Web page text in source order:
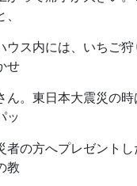
ウス内には、いちご
せ
ん。東日本大震災の
ッ
者の方へプレゼント
教